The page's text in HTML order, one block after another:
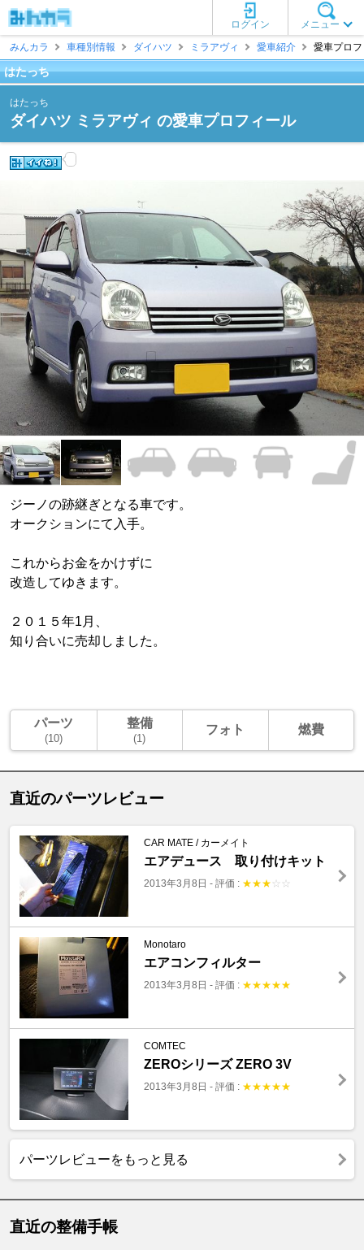
メニュー
ログイン
みんカラ
車種別情報 ダイハツ ミラアヴィ 愛車紹介 愛車プロ
はたっち
はたっち
ダイハツ ミラアヴィ の愛車プロフィール
ジーノの跡継ぎとなる車です。
オークションにて入手。
これからお金をかけずに
改造してゆきます。
２０１５年1月、
知り合いに売却しました。
パーツ
(10)
整備
(1)
フォト 燃費
直近のパーツレビュー
CAR MATE / カーメイト
エアデュース 取り付けキット
2013年3月8日 - 評価 : ★★★ ☆ ☆
Monotaro
エアコンフィルター
2013年3月8日 - 評価 : ★★★★★
COMTEC
ZEROシリーズ ZERO 3V
2013年3月8日 - 評価 : ★★★★★
パーツレビューをもっと見る
直近の整備手帳